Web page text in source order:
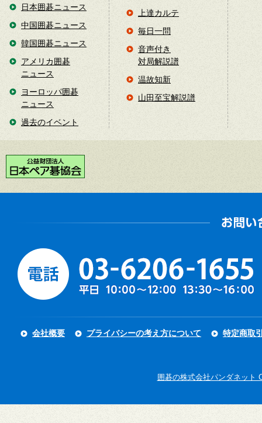
日本囲碁ニュース
中国囲碁ニュース
韓国囲碁ニュース
アメリカ囲碁
ニュース
ヨーロッパ囲碁
ニュース
過去のイベント
上達カルテ
毎日一問
音声付き
対局解説譜
温故知新
山田至宝解説譜
会社概要 プライバシーの考え方について 特定商取
囲碁の株式会社パンダネット